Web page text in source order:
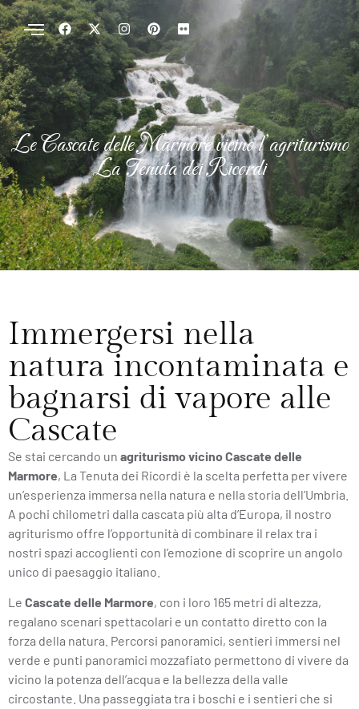
Le Cascate delle Marmore vicino l’agriturismo
La Tenuta dei Ricordi
Immergersi nella
natura incontaminata e
bagnarsi di vapore alle
Cascate
Se stai cercando un agriturismo vicino Cascate delle
Marmore, La Tenuta dei Ricordi è la scelta perfetta per vivere
un’esperienza immersa nella natura e nella storia dell’Umbria.
A pochi chilometri dalla cascata più alta d’Europa, il nostro
agriturismo offre l’opportunità di combinare il relax tra i
nostri spazi accoglienti con l’emozione di scoprire un angolo
unico di paesaggio italiano.
Le Cascate delle Marmore, con i loro 165 metri di altezza,
regalano scenari spettacolari e un contatto diretto con la
forza della natura. Percorsi panoramici, sentieri immersi nel
verde e punti panoramici mozzafiato permettono di vivere da
vicino la potenza dell’acqua e la bellezza della valle
circostante. Una passeggiata tra i boschi e i sentieri che si